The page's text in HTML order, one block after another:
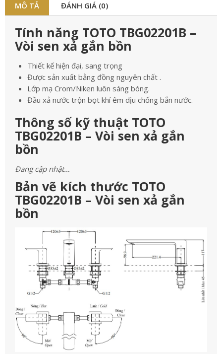
MÔ TẢ ĐÁNH GIÁ (0)
Tính năng TOTO TBG02201B –
Vòi sen xả gắn bồn
Thiết kế hiện đại, sang trọng
Được sản xuất bằng đồng nguyên chất .
Lớp mạ Crom/Niken luôn sáng bóng.
Đầu xả nước trộn bọt khí êm dịu chống bắn nước.
Thông số kỹ thuật TOTO
TBG02201B – Vòi sen xả gắn
bồn
Đang cập nhật…
Bản vẽ kích thước TOTO
TBG02201B – Vòi sen xả gắn
bồn